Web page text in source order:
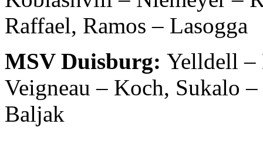
Raffael, Ramos – Lasogga
MSV Duisburg: Yelldell –
Veigneau – Koch, Sukalo
Baljak